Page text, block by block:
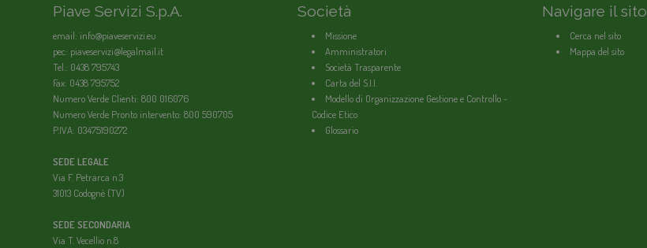
Piave Servizi S.p.A.
email: info@piaveservizi.eu
pec: piaveservizi@legalmail.it
Tel.: 0438 795743
Fax: 0438 795752
Numero Verde Clienti: 800 016076
Numero Verde Pronto intervento: 800 590705
P.IVA: 03475190272
SEDE LEGALE
Via F. Petrarca n.3
31013 Codognè (TV)
SEDE SECONDARIA
Via T. Vecellio n.8
Società
Missione
Amministratori
Società Trasparente
Carta del S.I.I.
Modello di Organizzazione Gestione e Controllo -
Codice Etico
Glossario
Navigare il sito
Cerca nel sito
Mappa del sito